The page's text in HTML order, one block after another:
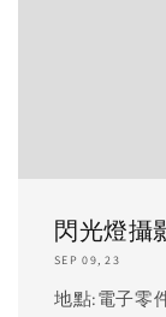
閃光燈攝
SEP 09, 23
地點:電子零